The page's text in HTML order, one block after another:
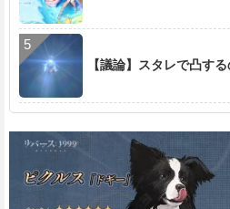
【議論】スタレで凸す